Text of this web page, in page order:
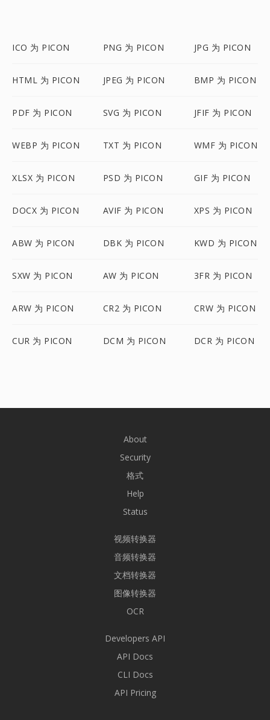
ICO 为 PICON PNG 为 PICON JPG 为 PICON
HTML 为 PICON JPEG 为 PICON BMP 为 PICON
PDF 为 PICON SVG 为 PICON JFIF 为 PICON
WEBP 为 PICON TXT 为 PICON WMF 为 PICON
XLSX 为 PICON PSD 为 PICON GIF 为 PICON
DOCX 为 PICON AVIF 为 PICON XPS 为 PICON
ABW 为 PICON DBK 为 PICON KWD 为 PICON
SXW 为 PICON AW 为 PICON 3FR 为 PICON
ARW 为 PICON CR2 为 PICON CRW 为 PICON
CUR 为 PICON DCM 为 PICON DCR 为 PICON
About
Security
格式
Help
Status
视频转换器
音频转换器
文档转换器
图像转换器
OCR
Developers API
API Docs
CLI Docs
API Pricing